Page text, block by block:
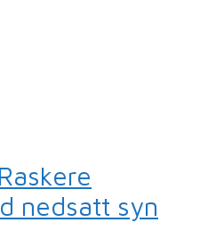
nedsatt syn